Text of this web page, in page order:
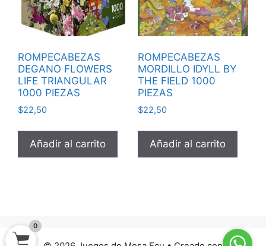
ROMPECABEZAS
DEGANO FLOWERS
LIFE TRIANGULAR
1000 PIEZAS
$22,50
Añadir al carrito
ROMPECABEZAS
MORDILLO IDYLL BY
THE FIELD 1000
PIEZAS
$22,50
Añadir al carrito
0